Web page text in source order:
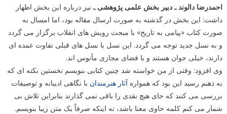
احمدرضا دالوند ـ دبیر بخش علمی پژوهشی ـ نیز درباره این بخش اظهار
داشت: این بخش در گذشته به صورت ارسال مقاله بود، اما امسال به
صورت کتاب «پیامی به تاریخ» با مبحث رویش های انقلاب برگزار می گردد
و به نسل جدید توجه می گردد. این نسل با نسل های قبلی تفاوت عمده ای
دارند، خیلی جوان هستند و با فضای مجازی مأنوس اند.
وی افزود: وقتی از من خواسته شد چنین کتابی بنویسم نخستین نکته ای که
به ذهنم رسید این بود که همواره آثار هنرمندان با نگاهی ادیبانه و توصیفات
بررسی می کنند که جای هیچ نقدی را باقی نمی گذارند بنابراین تلاش بی
شمار می کنم کلمه حاوی معنا باشد، نه اینکه صرفاً یک متن زیبا بنویسم.